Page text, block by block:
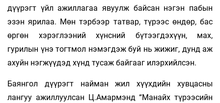
дүүрэгт үйл ажиллагаа явуулж байсан нэгэн пабын
эзэн ярилаа. Мөн тэрбээр татвар, түрээс өндөр, бас
өргөн хэрэглээний хүнсний бүтээгдэхүүн, мах,
гурилын үнэ тогтмол нэмэгдэж буй нь жижиг, дунд аж
ахуйн нэгжүүдэд хүнд тусаж байгааг илэрхийлсэн.
Баянгол дүүрэгт найман жил хүүхдийн хув­цасны
лангуу ажиллуулсан Ц.Амармэнд “Манайх түрээсийн